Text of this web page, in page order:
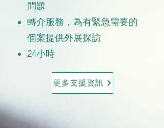
問題
轉介服務，為有緊急需要的
個案提供外展探訪
24小時
更多支援資訊